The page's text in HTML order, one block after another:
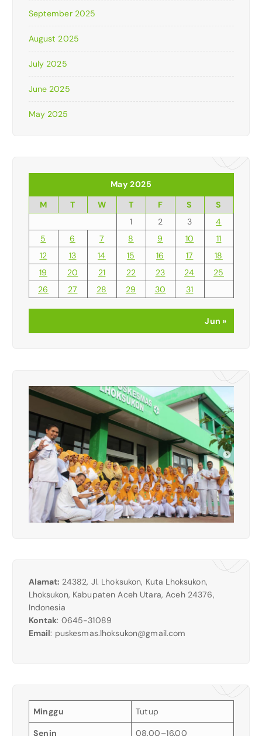
September 2025
August 2025
July 2025
June 2025
May 2025
May 2025
M
T W T F S
S
1
2 3
4
5
6 7 8 9 10
11
12
13 14 15 16 17
18
19
20 21 22 23 24
25
26
27 28 29 30 31
Jun »
Alamat: 24382, Jl. Lhoksukon, Kuta Lhoksukon,
Lhoksukon, Kabupaten Aceh Utara, Aceh 24376,
Indonesia
Kontak: 0645-31089
Email: puskesmas.lhoksukon@gmail.com
Minggu Tutup
Senin 08.00–16.00